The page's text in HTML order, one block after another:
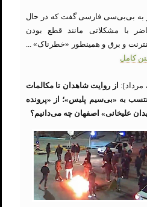
به بی‌بی‌سی فارسی گفت که در حال
با مشکلاتی مانند قطع بودن
و برق و همینطور «خطرناک» ...
کامل
از روایت شاهدان تا مکالمات
به «بی‌سیم پلیس»؛ از «پرونده
علیخانی» اصفهان چه می‌دانیم؟